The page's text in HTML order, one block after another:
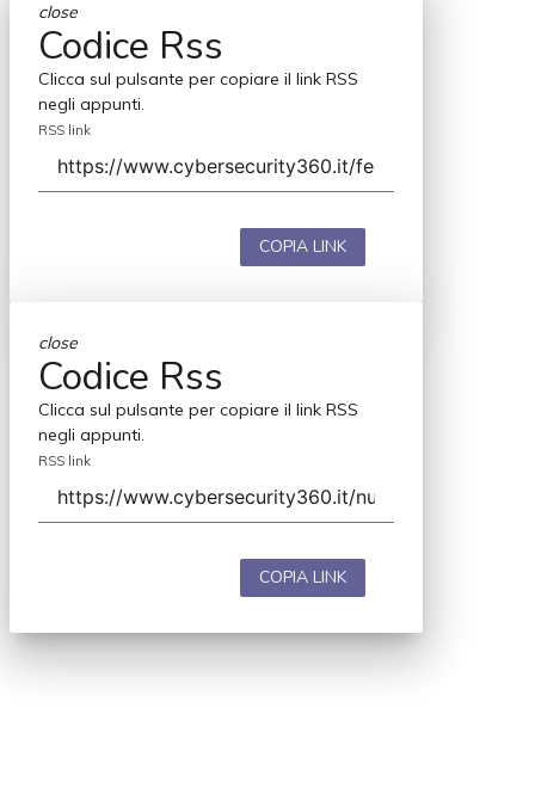
close
Codice Rss
Clicca sul pulsante per copiare il link RSS
negli appunti.
RSS link
COPIA LINK
close
Codice Rss
Clicca sul pulsante per copiare il link RSS
negli appunti.
RSS link
COPIA LINK